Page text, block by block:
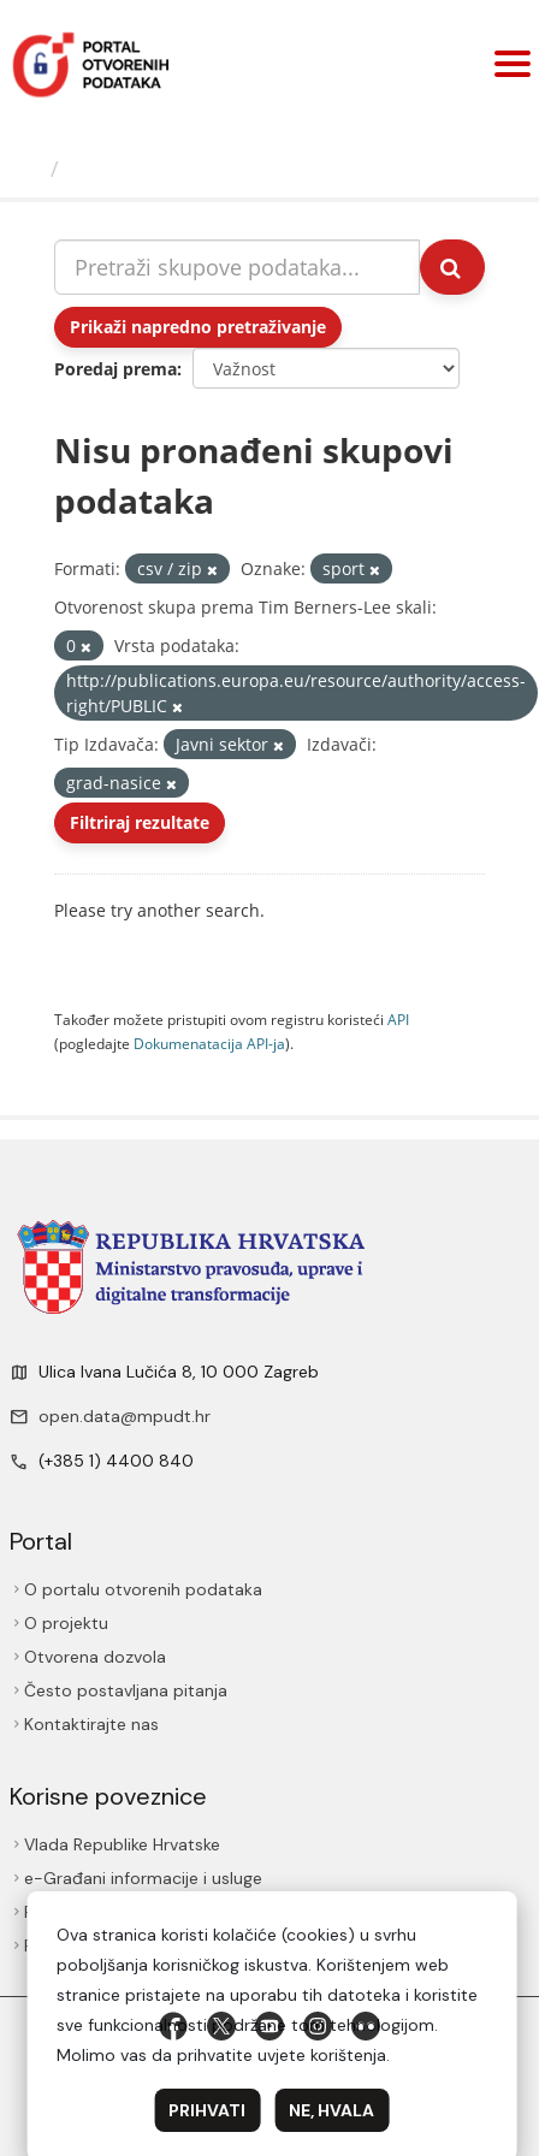
sadržaj
Prikaži napredno pretraživanje
Poredaj prema
Nisu pronađeni skupovi
podataka
Formati: csv / zip Oznake:
sport
Otvorenost skupa prema Tim Berners-Lee skali:
0
Vrsta podataka:
http://publications.europa.eu/resource/authority/access-
right/PUBLIC
Tip Izdavača:
Javni sektor
Izdavači:
grad-nasice
Filtriraj rezultate
Please try another search.
Također možete pristupiti ovom registru koristeći API
(pogledajte Dokumenаtаcijа API-jа).